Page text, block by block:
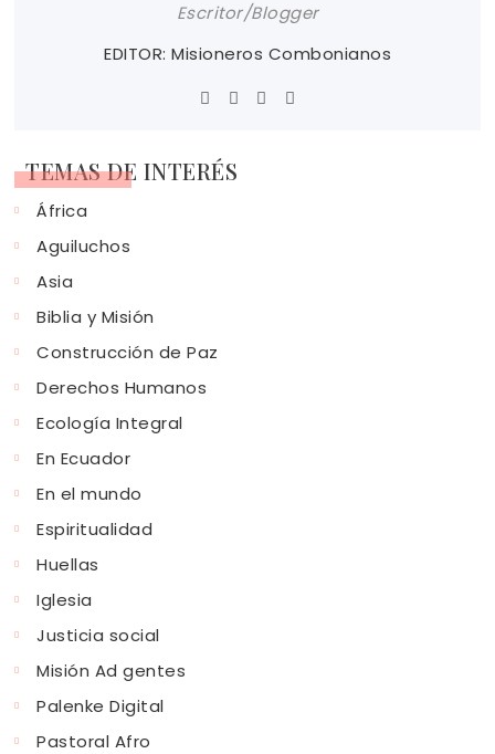
Escritor/Blogger
EDITOR: Misioneros Combonianos
TEMAS DE INTERÉS
África
Aguiluchos
Asia
Biblia y Misión
Construcción de Paz
Derechos Humanos
Ecología Integral
En Ecuador
En el mundo
Espiritualidad
Huellas
Iglesia
Justicia social
Misión Ad gentes
Palenke Digital
Pastoral Afro